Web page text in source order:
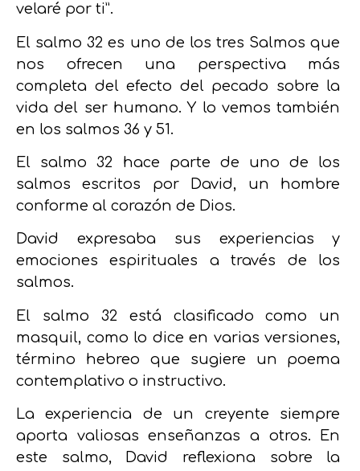
velaré por ti”.
El salmo 32 es uno de los tres Salmos que
nos ofrecen una perspectiva más
completa del efecto del pecado sobre la
vida del ser humano. Y lo vemos también
en los salmos 36 y 51.
El salmo 32 hace parte de uno de los
salmos escritos por David, un hombre
conforme al corazón de Dios.
David expresaba sus experiencias y
emociones espirituales a través de los
salmos.
El salmo 32 está clasificado como un
masquil, como lo dice en varias versiones,
término hebreo que sugiere un poema
contemplativo o instructivo.
La experiencia de un creyente siempre
aporta valiosas enseñanzas a otros. En
este salmo, David reflexiona sobre la